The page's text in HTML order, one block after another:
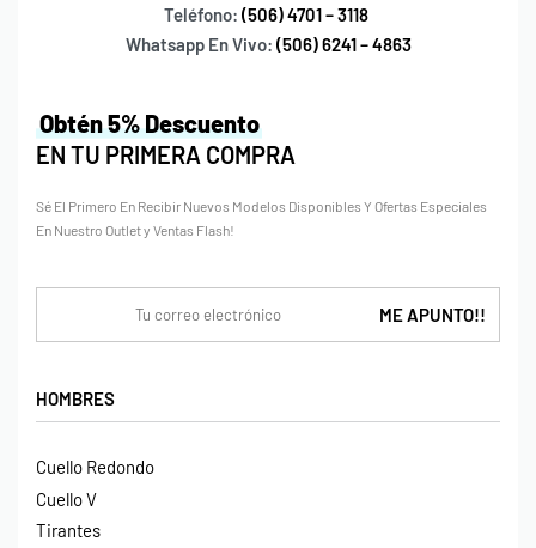
Teléfono: (506) 4701 – 3118
Whatsapp En Vivo: (506) 6241 – 4863
HOMBRES
Cuello Redondo
Cuello V
Tirantes
Obtén 5% Descuento
EN TU PRIMERA COMPRA
Sé El Primero En Recibir Nuevos Modelos Disponibles Y Ofertas Especiales
En Nuestro Outlet y Ventas Flash!